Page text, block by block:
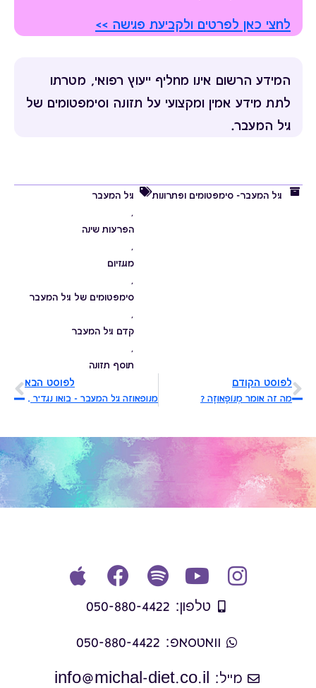
לחצי כאן לפרטים ולקביעת פגישה >>
המידע הרשום אינו מחליף ייעוץ רפואי, מטרתו
לתת מידע אמין ומקצועי על תזונה וסימפטומים של
גיל המעבר.
גיל המעבר- סימפטומים ופתרונות
גיל המעבר
,
הפרעות שינה
,
מגנזיום
,
סימפטומים של גיל המעבר
,
קדם גיל המעבר
,
תוסף תזונה
לפוסט הקודם
מה זה אומר מֶנוֹפָּאוּזָה ?
לפוסט הבא
מנופאוזה גיל המעבר - בואו נגדיר את התקופה המיוחדת
טלפון: 050-880-4422
וואטסאפ: 050-880-4422
מייל: info@michal-diet.co.il